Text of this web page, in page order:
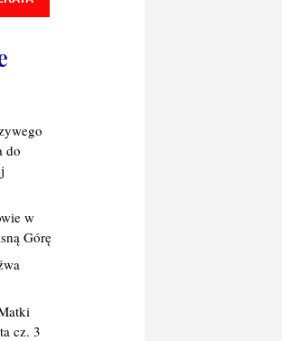
do
w
Górę
cz. 3